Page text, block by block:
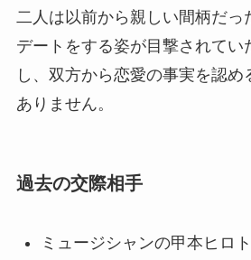
二人は以前から親しい間柄だっ
デートをする姿が目撃されてい
し、双方から恋愛の事実を認め
ありません。
過去の交際相手
ミュージシャンの甲本ヒロト